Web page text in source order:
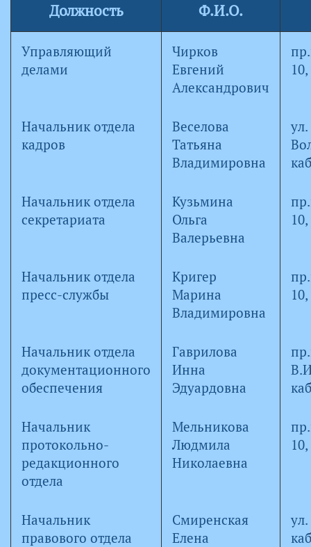
Должность Ф.И.О.
Управляющий
делами
Чирков
Евгений
Александрович
Начальник отдела
кадров
Веселова
Татьяна
Владимировна
Начальник отдела
секретариата
Кузьмина
Ольга
Валерьевна
Начальник отдела
пресс-службы
Кригер
Марина
Владимировна
Начальник отдела
документационного
обеспечения
Гаврилова
Инна
Эдуардовна
Начальник
протокольно-
редакционного
отдела
Мельникова
Людмила
Николаевна
Начальник
правового отдела
Смиренская
Елена